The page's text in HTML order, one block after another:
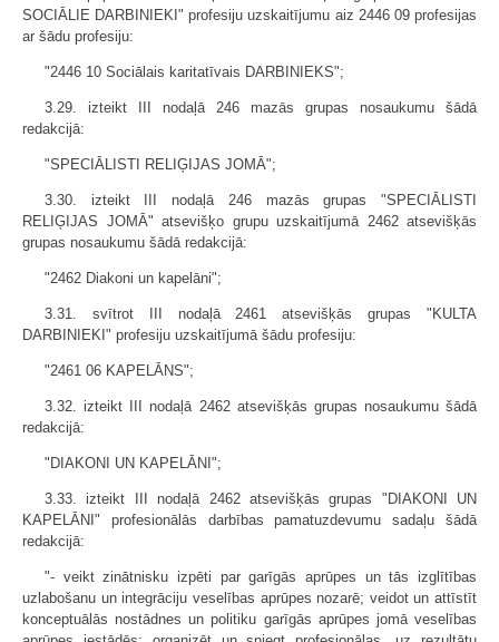
SOCIĀLIE DARBINIEKI" profesiju uzskaitījumu aiz 2446 09 profesijas
ar šādu profesiju:
"2446 10 Sociālais karitatīvais DARBINIEKS";
3.29. izteikt III nodaļā 246 mazās grupas nosaukumu šādā
redakcijā:
"SPECIĀLISTI RELIĢIJAS JOMĀ";
3.30. izteikt III nodaļā 246 mazās grupas "SPECIĀLISTI
RELIĢIJAS JOMĀ" atsevišķo grupu uzskaitījumā 2462 atsevišķās
grupas nosaukumu šādā redakcijā:
"2462 Diakoni un kapelāni";
3.31. svītrot III nodaļā 2461 atsevišķās grupas "KULTA
DARBINIEKI" profesiju uzskaitījumā šādu profesiju:
"2461 06 KAPELĀNS";
3.32. izteikt III nodaļā 2462 atsevišķās grupas nosaukumu šādā
redakcijā:
"DIAKONI UN KAPELĀNI";
3.33. izteikt III nodaļā 2462 atsevišķās grupas "DIAKONI UN
KAPELĀNI" profesionālās darbības pamatuzdevumu sadaļu šādā
redakcijā:
"- veikt zinātnisku izpēti par garīgās aprūpes un tās izglītības
uzlabošanu un integrāciju veselības aprūpes nozarē; veidot un attīstīt
konceptuālās nostādnes un politiku garīgās aprūpes jomā veselības